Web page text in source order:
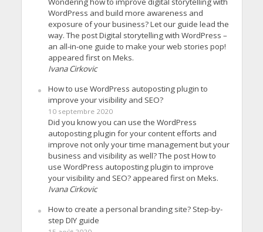
WordPress and build more awareness and
exposure of your business? Let our guide lead the
way. The post Digital storytelling with WordPress –
an all-in-one guide to make your web stories pop!
appeared first on Meks.
Ivana Cirkovic
How to use WordPress autoposting plugin to
improve your visibility and SEO?
10 septembre 2020
Did you know you can use the WordPress
autoposting plugin for your content efforts and
improve not only your time management but your
business and visibility as well? The post How to
use WordPress autoposting plugin to improve
your visibility and SEO? appeared first on Meks.
Ivana Cirkovic
How to create a personal branding site? Step-by-
step DIY guide